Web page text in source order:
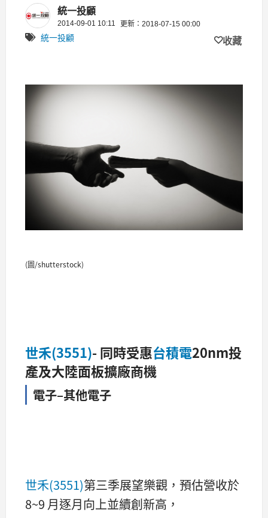
統一投顧
2014-09-01 10:11 更新：2018-07-15 00:00
統一投顧 收藏
(圖/shutterstock)
世禾(3551)- 同時受惠台積電20nm投
產及大陸面板擴廠商機
電子–其他電子
世禾(3551)第三季展望樂觀，預估營收於
8~9 月逐月向上並續創新高，